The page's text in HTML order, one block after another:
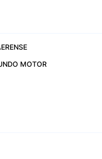
MOTOR